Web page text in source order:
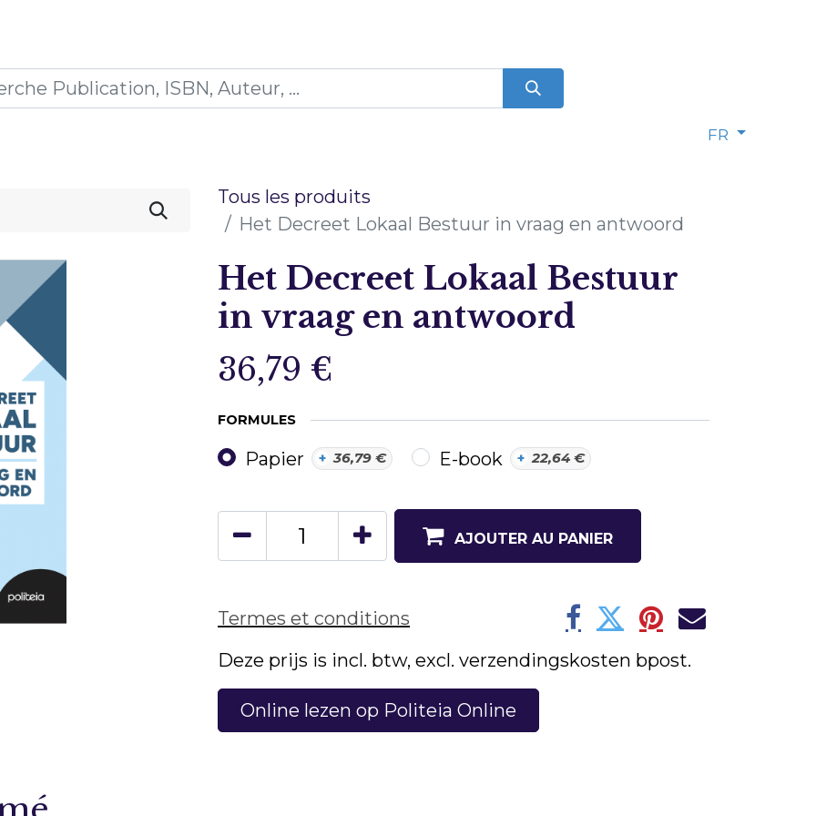
FR
Tous les produits
Het Decreet Lokaal Bestuur in vraag en antwoord
Het Decreet Lokaal Bestuur
in vraag en antwoord
36,79 €
FORMULES
Papier + 36,79 € E-book + 22,64€
AJOUTER AU PANIER
Termes et conditions
Deze prijs is incl. btw, excl. verzendingskosten bpost.
Online lezen op Politeia Online